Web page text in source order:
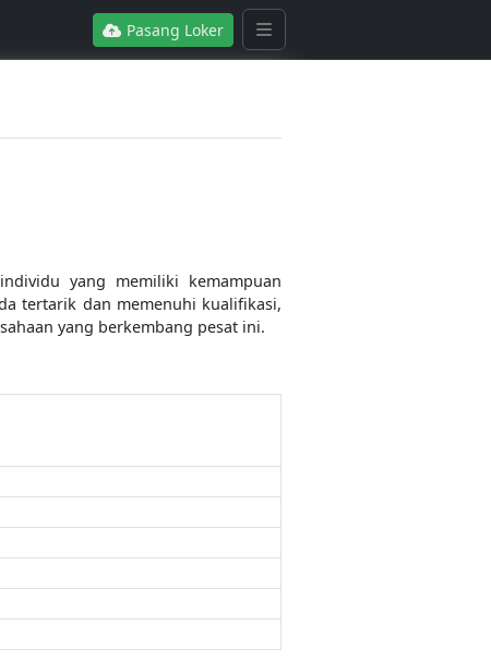
Pasang Loker
yang memiliki kemampuan
tertarik dan memenuhi kualifikasi,
yang berkembang pesat ini.